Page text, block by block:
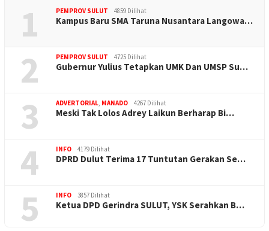
1 PEMPROV SULUT 4859 Dilihat
Kampus Baru SMA Taruna Nusantara Langowa…
2 PEMPROV SULUT 4725 Dilihat
Gubernur Yulius Tetapkan UMK Dan UMSP Su…
3 ADVERTORIAL MANADO 4267 Dilihat
Meski Tak Lolos Adrey Laikun Berharap Bi…
4 INFO 4179 Dilihat
DPRD Dulut Terima 17 Tuntutan Gerakan Se…
5 INFO 3857 Dilihat
Ketua DPD Gerindra SULUT, YSK Serahkan B…